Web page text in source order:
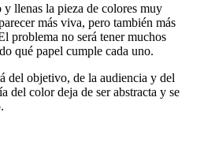
llenas la pieza de colores muy
más viva, pero también más
problema no será tener muchos
qué papel cumple cada uno.
del objetivo, de la audiencia y del
del color deja de ser abstracta y se